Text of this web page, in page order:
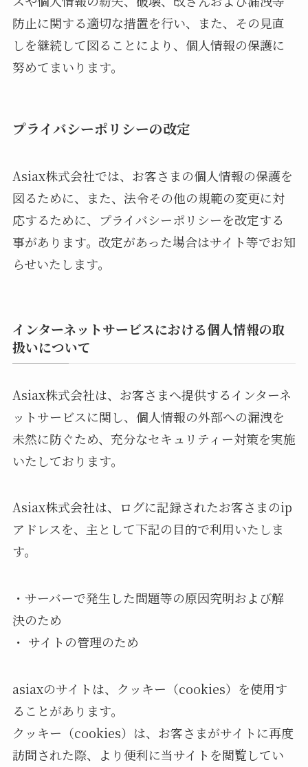
防止に関する適切な措置を行い、また、その見直
しを継続して図ることにより、個人情報の保護に
努めてまいります。
プライバシーポリシーの改定
Asiax株式会社では、お客さまの個人情報の保護を
図るために、また、法令その他の規範の変更に対
応するために、プライバシーポリシーを改定する
事があります。改定があった場合はサイト等でお知
らせいたします。
インターネットサービスにおける個人情報の取
扱いについて
Asiax株式会社は、お客さまへ提供するインターネ
ットサービスに関し、個人情報の外部への漏洩を
未然に防ぐため、充分なセキュリティー対策を実施
いたしております。
Asiax株式会社は、ログに記録されたお客さまのip
アドレスを、主として下記の目的で利用いたしま
す。
・サーバーで発生した問題等の原因究明および解
決のため
・ サイトの管理のため
asiaxのサイトは、クッキー（cookies）を使用す
ることがあります。
クッキー（cookies）は、お客さまがサイトに再度
訪問された際、より便利に当サイトを閲覧してい